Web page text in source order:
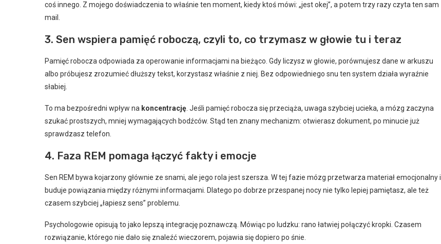
coś innego. Z mojego doświadczenia to właśnie ten moment, kiedy ktoś mówi: „jest okej”, a potem trzy razy czyta ten sam
mail.
3. Sen wspiera pamięć roboczą, czyli to, co trzymasz w głowie tu i teraz
Pamięć robocza odpowiada za operowanie informacjami na bieżąco. Gdy liczysz w głowie, porównujesz dane w arkuszu
albo próbujesz zrozumieć dłuższy tekst, korzystasz właśnie z niej. Bez odpowiedniego snu ten system działa wyraźnie
słabiej.
To ma bezpośredni wpływ na koncentrację . Jeśli pamięć robocza się przeciąża, uwaga szybciej ucieka, a mózg zaczyna
szukać prostszych, mniej wymagających bodźców. Stąd ten znany mechanizm: otwierasz dokument, po minucie już
sprawdzasz telefon.
4. Faza REM pomaga łączyć fakty i emocje
Sen REM bywa kojarzony głównie ze snami, ale jego rola jest szersza. W tej fazie mózg przetwarza materiał emocjonalny i
buduje powiązania między różnymi informacjami. Dlatego po dobrze przespanej nocy nie tylko lepiej pamiętasz, ale też
czasem szybciej „łapiesz sens” problemu.
Psychologowie opisują to jako lepszą integrację poznawczą. Mówiąc po ludzku: rano łatwiej połączyć kropki. Czasem
rozwiązanie, którego nie dało się znaleźć wieczorem, pojawia się dopiero po śnie.